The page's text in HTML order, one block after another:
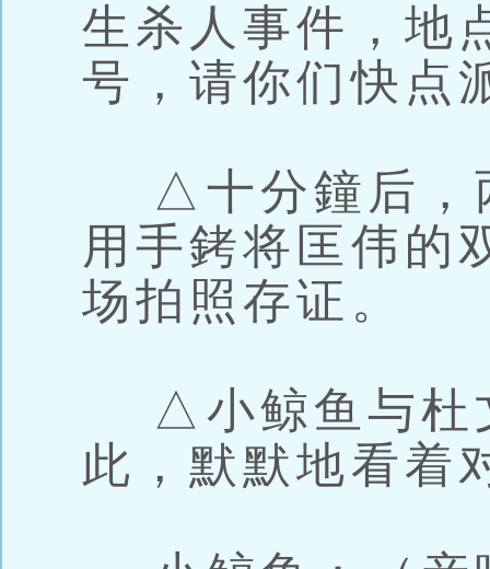
生杀人事件，地
号，请你们快点
△十分鐘后，
用手銬将匡伟的
场拍照存证。
△小鲸鱼与杜
此，默默地看着